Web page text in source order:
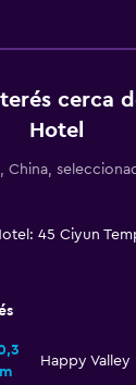
cerca
Hotel
China,
45 Ciyun
Happy Valley